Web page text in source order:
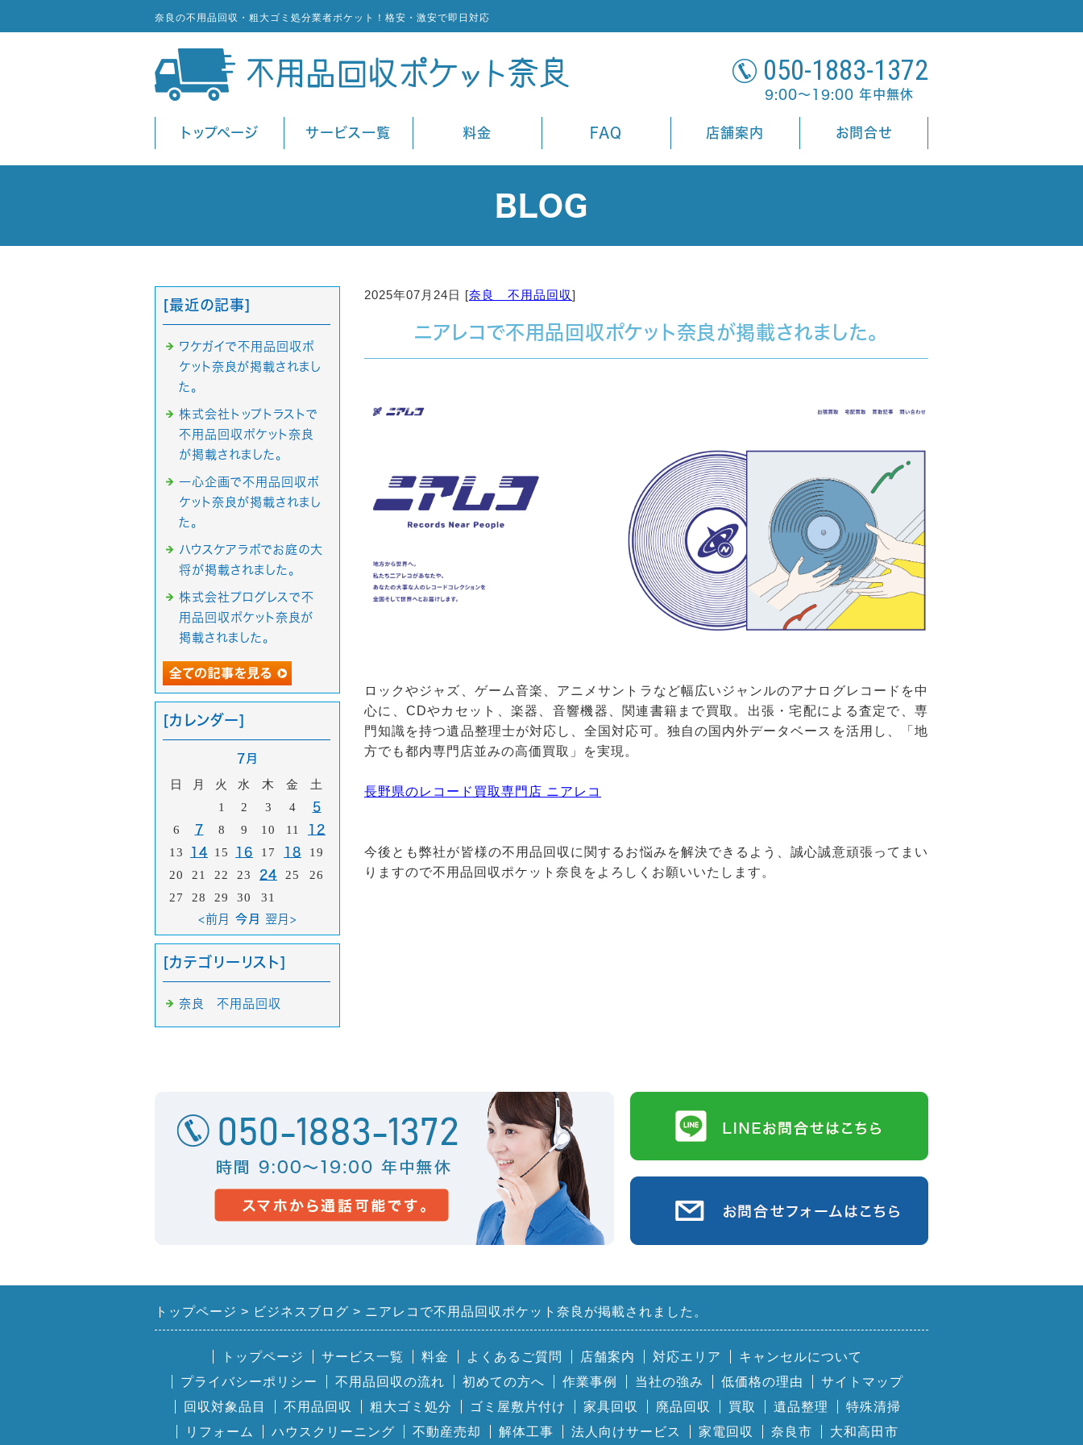
奈良の不用品回収・粗大ゴミ処分業者ポケット！格安・激安で即日対応
050-1883-1372
9:00～19:00 年中無休
トップページ サービス一覧 料金 FAQ 店舗案内 お問合せ
BLOG
2025年07月24日 [奈良 不用品回収]
ニアレコで不用品回収ポケット奈良が掲載されました。
ロックやジャズ、ゲーム音楽、アニメサントラなど幅広いジャンルのアナログレコードを中
心に、CDやカセット、楽器、音響機器、関連書籍まで買取。出張・宅配による査定で、専
門知識を持つ遺品整理士が対応し、全国対応可。独自の国内外データベースを活用し、「地
方でも都内専門店並みの高価買取」を実現。
長野県のレコード買取専門店 ニアレコ
今後とも弊社が皆様の不用品回収に関するお悩みを解決できるよう、誠心誠意頑張ってまい
りますので不用品回収ポケット奈良をよろしくお願いいたします。
[最近の記事]
ワケガイで不用品回収ポ
ケット奈良が掲載されまし
た。
株式会社トップトラストで
不用品回収ポケット奈良
が掲載されました。
一心企画で不用品回収ポ
ケット奈良が掲載されまし
た。
ハウスケアラボでお庭の大
将が掲載されました。
株式会社プログレスで不
用品回収ポケット奈良が
掲載されました。
[カレンダー]
7月
日 月 火 水 木 金
土
1
2 3 4 5
6 7 8 9 10 11 12
13 14 15 16 17 18
19
20
21 22 23 24 25
26
27
28 29 30 31
<前月 今月 翌月>
[カテゴリーリスト]
奈良 不用品回収
トップページ ビジネスブログ ニアレコで不用品回収ポケット奈良が掲載されました。
トップページ サービス一覧 料金 よくあるご質問 店舗案内 対応エリア
キャンセルについて
プライバシーポリシー
不用品回収の流れ 初めての方へ 作業事例 当社の強み 低価格の理由
サイトマップ
回収対象品目
不用品回収 粗大ゴミ処分 ゴミ屋敷片付け 家具回収 廃品回収 買取 遺品整理
特殊清掃
リフォーム
ハウスクリーニング 不動産売却 解体工事 法人向けサービス 家電回収 奈良市 大和高田市